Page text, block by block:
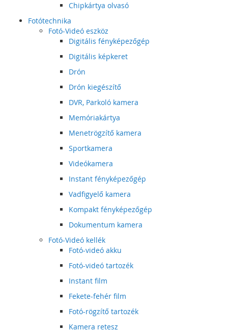
Chipkártya olvasó
Fotótechnika
Fotó-Videó eszköz
Digitális fényképezőgép
Digitális képkeret
Drón
Drón kiegészítő
DVR, Parkoló kamera
Memóriakártya
Menetrögzítő kamera
Sportkamera
Videókamera
Instant fényképezőgép
Vadfigyelő kamera
Kompakt fényképezőgép
Dokumentum kamera
Fotó-Videó kellék
Fotó-videó akku
Fotó-videó tartozék
Instant film
Fekete-fehér film
Fotó-rögzítő tartozék
Kamera retesz